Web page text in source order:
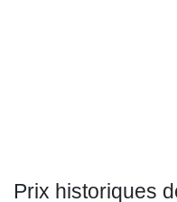
Prix historiques